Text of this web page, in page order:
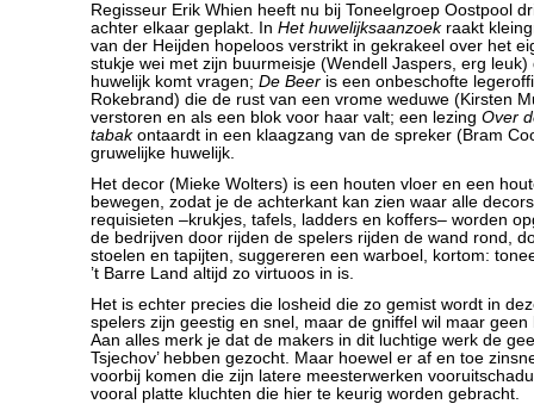
Regisseur Erik Whien heeft nu bij Toneelgroep Oostpool
achter elkaar geplakt. In Het huwelijksaanzoekraakt
van der Heijden hopeloos verstrikt in gekrakeel over het
stukje wei met zijn buurmeisje (Wendell Jaspers, erg leuk)
huwelijk komt vragen; De Beer is een onbeschofte
Rokebrand) die de rust van een vrome weduwe (Kirsten
verstoren en als een blok voor haar valt; een lezing Over
tabakontaardt in een klaagzang van de spreker (Bram
gruwelijke huwelijk.
Het decor (Mieke Wolters) is een houten vloer en een
bewegen, zodat je de achterkant kan zien waar alle
requisieten –krukjes, tafels, ladders en koffers– worden
de bedrijven door rijden de spelers rijden de wand rond,
stoelen en tapijten, suggereren een warboel, kortom:
’t Barre Land altijd zo virtuoos in is.
Het is echter precies die losheid die zo gemist wordt in
spelers zijn geestig en snel, maar de gniffel wil maar
Aan alles merk je dat de makers in dit luchtige werk de
Tsjechov’ hebben gezocht. Maar hoewel er af en toe
voorbij komen die zijn latere meesterwerken
vooral platte kluchten die hier te keurig worden gebracht.